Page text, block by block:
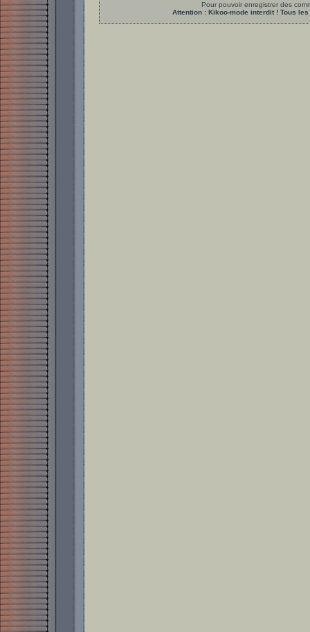
Pour pouvoir enregistrer des
Attention : Kikoo-mode interdit ! Tous